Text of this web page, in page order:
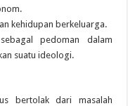
kehidupan berkeluarga.
pedoman dalam
suatu ideologi.
bertolak dari masalah